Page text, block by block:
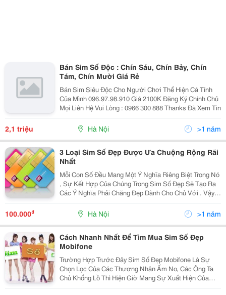
Bán Sim Số Độc : Chín Sáu, Chín Bảy, Chín
Tám, Chín Mười Giá Rẻ
Bán Sim Siêu Độc Cho Người Chơi Thể Hiện Cá Tính
Của Mình 096.97.98.910 Giá 2100K Đăng Ký Chính Chủ
Mọi Liên Hệ Vui Lòng : 0966 300 888 Thanks Đã Xem Tin
2,1 triệu Hà Nội >1 năm
3 Loại Sim Số Đẹp Được Ưa Chuộng Rộng Rãi
Nhất
Mỗi Con Số Đều Mang Một Ý Nghĩa Riêng Biệt Trong Nó
, Sự Kết Hợp Của Chúng Trong Sim Số Đẹp Sẽ Tạo Ra
Các Ý Nghĩa Phải Chăng Đẹp Dành Cho Chủ Với . Vậy
Các Loại Sim Số Đẹp Nào Được Ưa Chuộng Nhất Hiện
Tại Là Các Sim Số Đẹp Nào ? Mời Quý Khách Đọc Tiế
100.000₫ Hà Nội >1 năm
Cách Nhanh Nhất Để Tìm Mua Sim Số Đẹp
Mobifone
Trường Hợp Trước Đây Sim Số Đẹp Mobifone Là Sự
Chọn Lọc Của Các Thương Nhân Ấm No, Các Ông Ta
Chủ Khổng Lồ Thì Hiện Giờ Mang Sự Xuất Hiện Của
Nhiều Sim Mobifone Giá Thấp, Các Người Mang Mức